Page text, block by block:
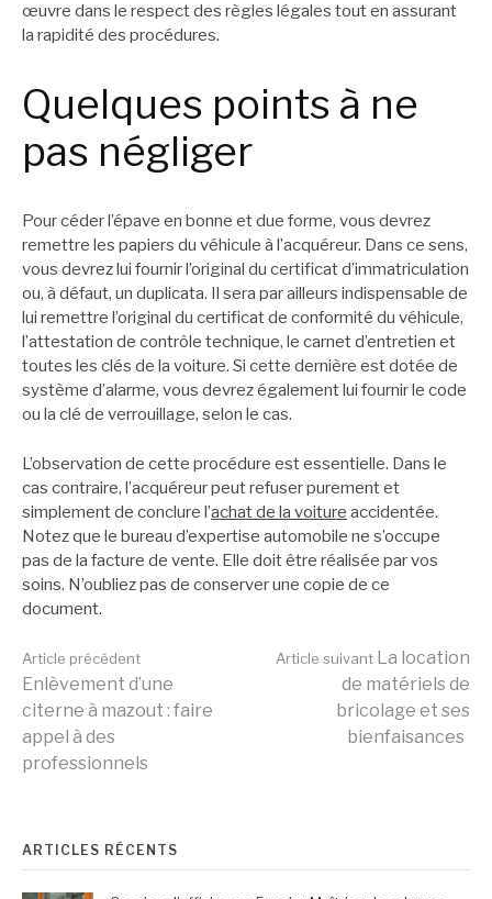
œuvre dans le respect des règles légales tout en assurant
la rapidité des procédures.
Quelques points à ne
pas négliger
Pour céder l’épave en bonne et due forme, vous devrez
remettre les papiers du véhicule à l’acquéreur. Dans ce sens,
vous devrez lui fournir l’original du certificat d’immatriculation
ou, à défaut, un duplicata. Il sera par ailleurs indispensable de
lui remettre l’original du certificat de conformité du véhicule,
l’attestation de contrôle technique, le carnet d’entretien et
toutes les clés de la voiture. Si cette dernière est dotée de
système d’alarme, vous devrez également lui fournir le code
ou la clé de verrouillage, selon le cas.
L’observation de cette procédure est essentielle. Dans le
cas contraire, l’acquéreur peut refuser purement et
simplement de conclure l’achat de la voiture accidentée.
Notez que le bureau d’expertise automobile ne s’occupe
pas de la facture de vente. Elle doit être réalisée par vos
soins. N’oubliez pas de conserver une copie de ce
document.
Lire
la
Article précédent
Enlèvement d’une
citerne à mazout : faire
appel à des
professionnels
Article suivant La location
de matériels de
bricolage et ses
bienfaisances
ARTICLES RÉCENTS